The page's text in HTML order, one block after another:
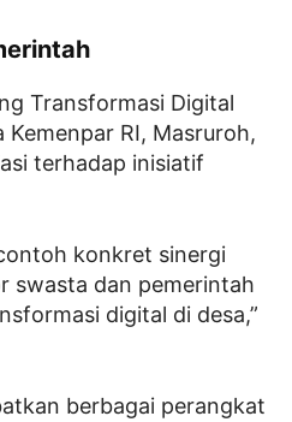
Transformasi Digital
RI, Masruroh,
terhadap inisiatif
konkret sinergi
swasta dan pemerintah
digital di desa,”
berbagai perangkat